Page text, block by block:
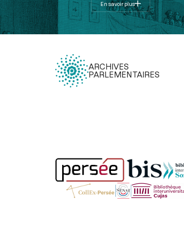
En savoir plus
ARCHIVES
PARLEMENTAIRES